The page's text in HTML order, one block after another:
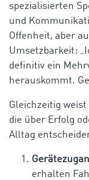
spezialisierten
und
Offenheit, aber
Umsetzbarkeit:
definitiv ein
herauskommt.
Gleichzeitig
die über Erfolg
Alltag
erhalten